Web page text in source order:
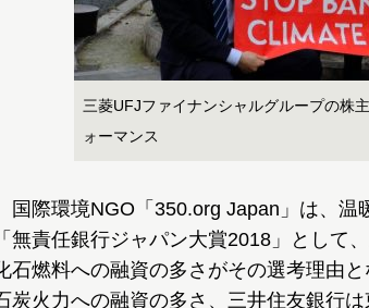
三菱UFJファイナンシャルグループの株
ォーマンス
国際環境NGO「350.org Japan」は、温
「無責任銀行ジャパン大賞2018」として
石燃料への融資の多さがその選考理由
炭火力への融資の多さ、三井住友銀行